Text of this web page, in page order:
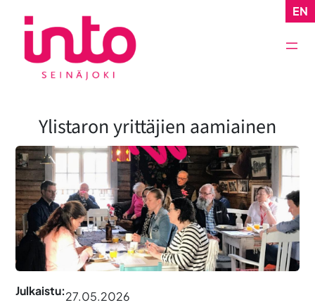
sisältöön
EN
Ylistaron yrittäjien aamiainen
Julkaistu:27.05.2026